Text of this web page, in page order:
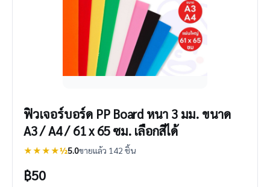
ฟิวเจอร์บอร์ด PP Board หนา 3 มม. ขนาด
A3 / A4 / 61 x 65 ซม. เลือกสีได้
★★★★½5.0ขายแล้ว 142 ชิ้น
฿50